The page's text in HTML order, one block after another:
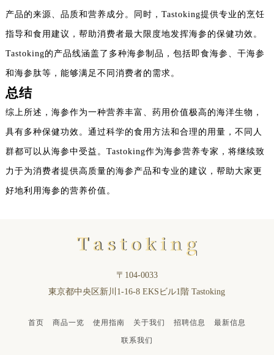
产品的来源、品质和营养成分。同时，Tastoking提供专业的烹饪
指导和食用建议，帮助消费者最大限度地发挥海参的保健功效。
Tastoking的产品线涵盖了多种海参制品，包括即食海参、干海参
和海参肽等，能够满足不同消费者的需求。
总结
综上所述，海参作为一种营养丰富、药用价值极高的海洋生物，
具有多种保健功效。通过科学的食用方法和合理的用量，不同人
群都可以从海参中受益。Tastoking作为海参营养专家，将继续致
力于为消费者提供高质量的海参产品和专业的建议，帮助大家更
好地利用海参的营养价值。
〒104-0033
東京都中央区新川1-16-8 EKSビル1階 Tastoking
首页 商品一览 使用指南 关于我们 招聘信息 最新信息
联系我们